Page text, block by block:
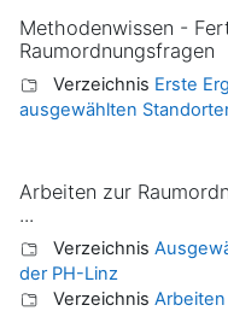
Methodenwissen -
Raumordnungsfragen
Verzeichnis Erste
ausgewählten
Arbeiten zur
...
Verzeichnis
der PH-Linz
Verzeichnis